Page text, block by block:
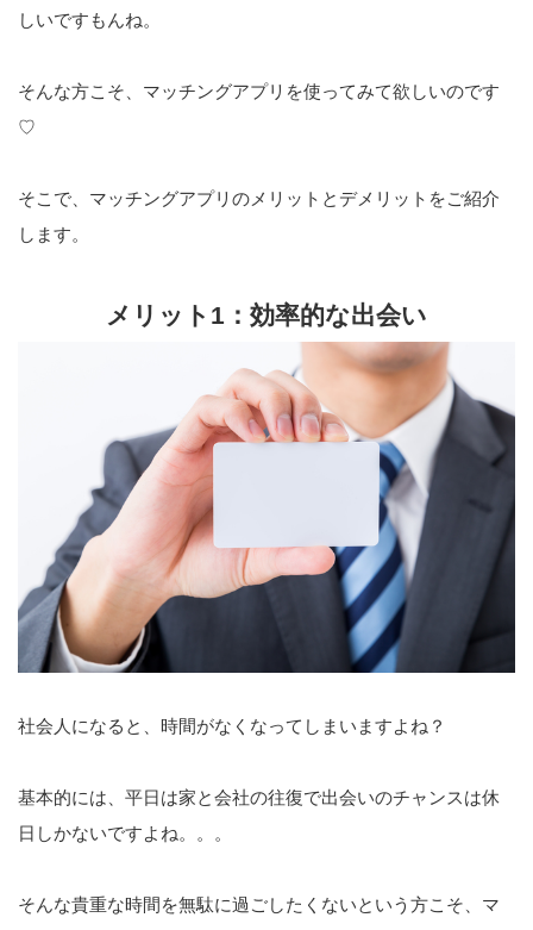
しいですもんね。
そんな方こそ、マッチングアプリを使ってみて欲しいのです
♡
そこで、マッチングアプリのメリットとデメリットをご紹介
します。
メリット1：効率的な出会い
社会人になると、時間がなくなってしまいますよね？
基本的には、平日は家と会社の往復で出会いのチャンスは休
日しかないですよね。。。
そんな貴重な時間を無駄に過ごしたくないという方こそ、マ